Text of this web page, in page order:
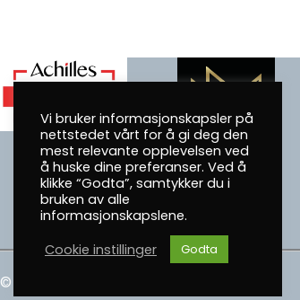
© 2026 HI-Bygg
Vi bruker informasjonskapsler på
nettstedet vårt for å gi deg den
mest relevante opplevelsen ved
å huske dine preferanser. Ved å
klikke “Godta”, samtykker du i
bruken av alle
informasjonskapslene.
Cookie instillinger
Godta